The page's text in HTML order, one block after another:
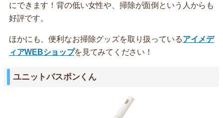
にできます！背の低い女性や、掃除が面倒という人からも
好評です。
ほかにも、便利なお掃除グッズを取り扱っているアイメデ
ィアWEBショップを見てみてください！
ユニットバスポンくん